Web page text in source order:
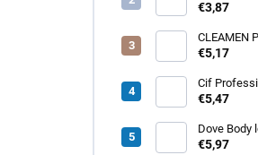
univerzálny
€3,87
CLEAMEN
Sirocco oil
€5,17
Cif
kúpeľne 750
€5,47
Dove Body
telový krém
€5,97